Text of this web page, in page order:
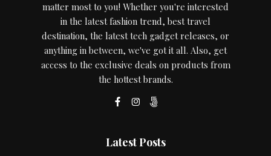
matter most to you! Whether you're interested
in the latest fashion trend, best travel
destination, the latest tech gadget releases, or
anything in between, we've got it all. Also, get
access to the exclusive deals on products from
the hottest brands.
Latest Posts